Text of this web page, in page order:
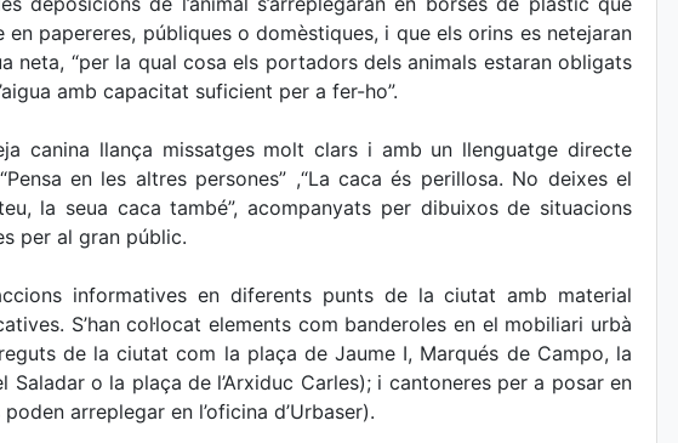
en papereres, públiques o domèstiques, i que els orins es netejaran
neta, “per la qual cosa els portadors dels animals estaran obligats
amb capacitat suficient per a fer-ho”.
canina llança missatges molt clars i amb un llenguatge directe
en les altres persones” ,“La caca és perillosa. No deixes el
la seua caca també”, acompanyats per dibuixos de situacions
per al gran públic.
informatives en diferents punts de la ciutat amb material
S’han col·locat elements com banderoles en el mobiliari urbà
de la ciutat com la plaça de Jaume I, Marqués de Campo, la
Saladar o la plaça de l’Arxiduc Carles); i cantoneres per a posar en
arreplegar en l’oficina d’Urbaser).